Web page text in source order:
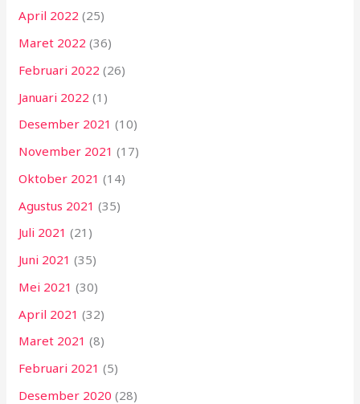
April 2022 (25)
Maret 2022 (36)
Februari 2022 (26)
Januari 2022 (1)
Desember 2021 (10)
November 2021 (17)
Oktober 2021 (14)
Agustus 2021 (35)
Juli 2021 (21)
Juni 2021 (35)
Mei 2021 (30)
April 2021 (32)
Maret 2021 (8)
Februari 2021 (5)
Desember 2020 (28)